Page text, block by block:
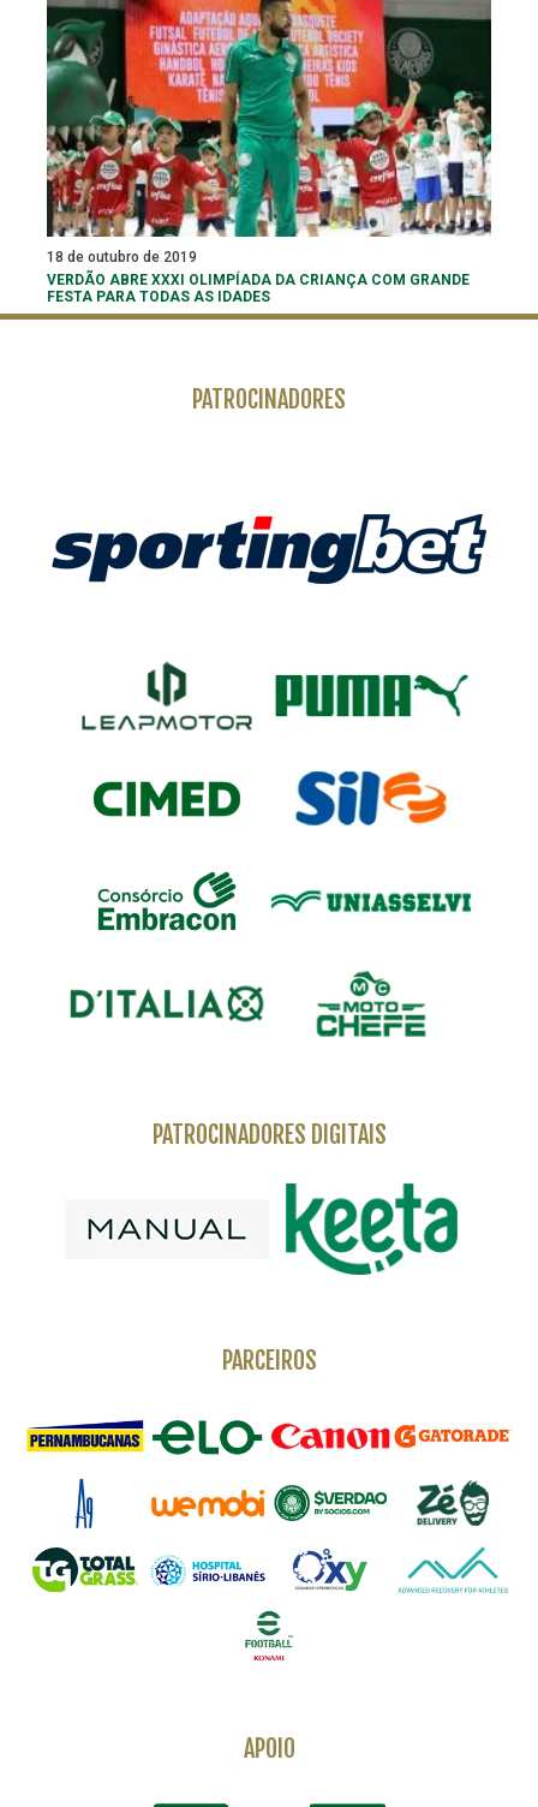
18 de outubro de 2019
VERDÃO ABRE XXXI OLIMPÍADA DA CRIANÇA COM GRANDE
FESTA PARA TODAS AS IDADES
PATROCINADORES
PATROCINADORES DIGITAIS
PARCEIROS
APOIO